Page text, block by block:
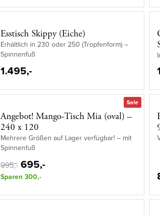
Esstisch Skippy (Eiche)
Erhältlich in 230 oder 250 (Tropfenform) –
Spinnenfuß
1.495,-
Sale
Angebot! Mango-Tisch Mia (oval) –
240 x 120
Mehrere Größen auf Lager verfügbar! – mit
Spinnenfuß
995,- 695,-
Sparen 300,-